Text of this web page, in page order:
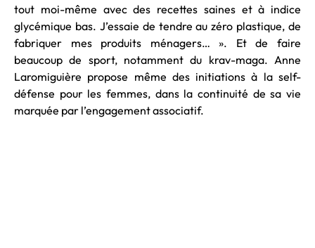
tout moi-même avec des recettes saines et à indice
glycémique bas. J’essaie de tendre au zéro plastique, de
fabriquer mes produits ménagers… ». Et de faire
beaucoup de sport, notamment du krav-maga. Anne
Laromiguière propose même des initiations à la self-
défense pour les femmes, dans la continuité de sa vie
marquée par l’engagement associatif.